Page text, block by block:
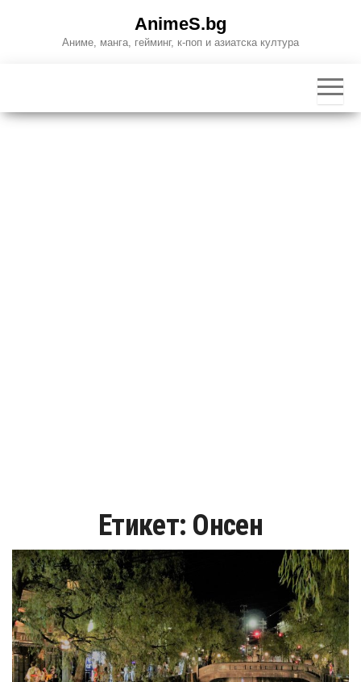
AnimeS.bg
Аниме, манга, гейминг, к-поп и азиатска култура
Етикет: Онсен